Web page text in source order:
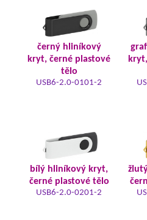
černý hliníkový
kryt, černé plastové
tělo
USB6-2.0-0101-2
bílý hliníkový kryt,
černé plastové tělo
USB6-2.0-0201-2